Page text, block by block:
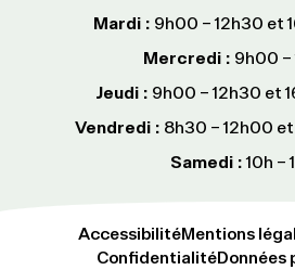
Mardi : 9h00 – 12h30 et
Mercredi : 9h00 –
Jeudi : 9h00 – 12h30 et
Vendredi : 8h30 – 12h00
Samedi :10h –
AccessibilitéMentions
ConfidentialitéDonnées